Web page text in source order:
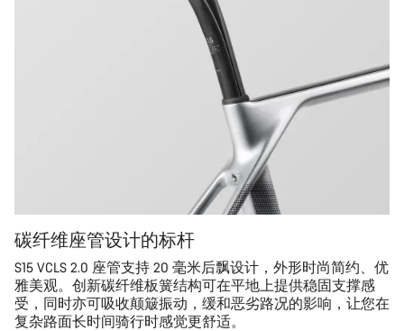
碳纤维座管设计的标杆
S15 VCLS 2.0 座管支持 20 毫米后飘设计，外形时尚简约、优
雅美观。创新碳纤维板簧结构可在平地上提供稳固支撑感
受，同时亦可吸收颠簸振动，缓和恶劣路况的影响，让您在
复杂路面长时间骑行时感觉更舒适。